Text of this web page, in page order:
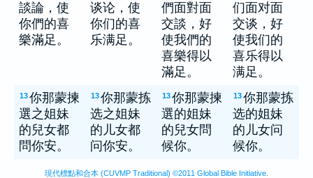
談論，使
你們的喜
樂滿足。
谈论，使
你们的喜
乐满足。
們面對面
交談，好
使我們的
喜樂得以
滿足。
们面对面
交谈，好
使我们的
喜乐得以
满足。
13你那蒙揀
選之姐妹
的兒女都
問你安。
13你那蒙拣
选之姐妹
的儿女都
问你安。
13你那蒙揀
選的姐妹
的兒女問
候你。
13你那蒙拣
选的姐妹
的儿女问
候你。
現代標點和合本 (CUVMP Traditional) ©2011 Global Bible Initiative.